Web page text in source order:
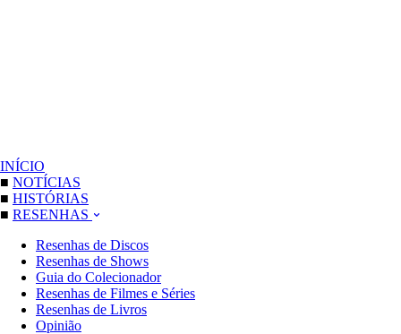
INÍCIO
■ NOTÍCIAS
■ HISTÓRIAS
■ RESENHAS
Resenhas de Discos
Resenhas de Shows
Guia do Colecionador
Resenhas de Filmes e Séries
Resenhas de Livros
Opinião